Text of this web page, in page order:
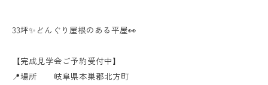
33坪✨どんぐり屋根のある平屋👀
【完成見学会ご予約受付中】
📍場所 岐阜県本巣郡北方町